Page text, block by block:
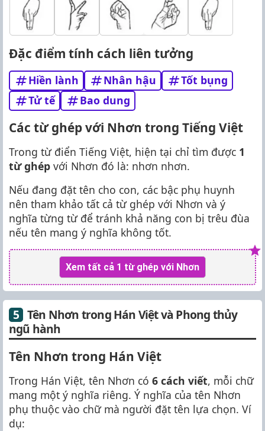
Đặc điểm tính cách liên tưởng
Hiền lành Nhân hậu
Tốt bụng
Tử tế
Bao dung
Các từ ghép với Nhơn trong Tiếng Việt
Trong từ điển Tiếng Việt, hiện tại chỉ tìm được 1
từ ghép với Nhơn đó là: nhơn nhơn.
Nếu đang đặt tên cho con, các bậc phụ huynh
nên tham khảo tất cả từ ghép với Nhơn và ý
nghĩa từng từ để tránh khả năng con bị trêu đùa
nếu tên mang ý nghĩa không tốt.
Xem tất cả 1 từ ghép với Nhơn
Tên Nhơn trong Hán Việt và Phong thủy
ngũ hành
Tên Nhơn trong Hán Việt
Trong Hán Việt, tên Nhơn có 6 cách viết, mỗi chữ
mang một ý nghĩa riêng. Ý nghĩa của tên Nhơn
phụ thuộc vào chữ mà người đặt tên lựa chọn. Ví
dụ: